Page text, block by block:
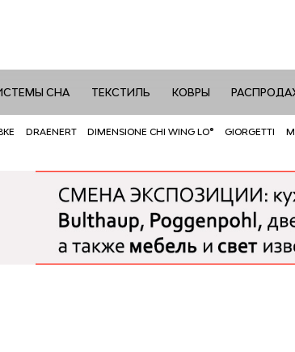
СНА ТЕКСТИЛЬ КОВРЫ
DRAENERT DIMENSIONE CHI WING LO® GIORGETTI